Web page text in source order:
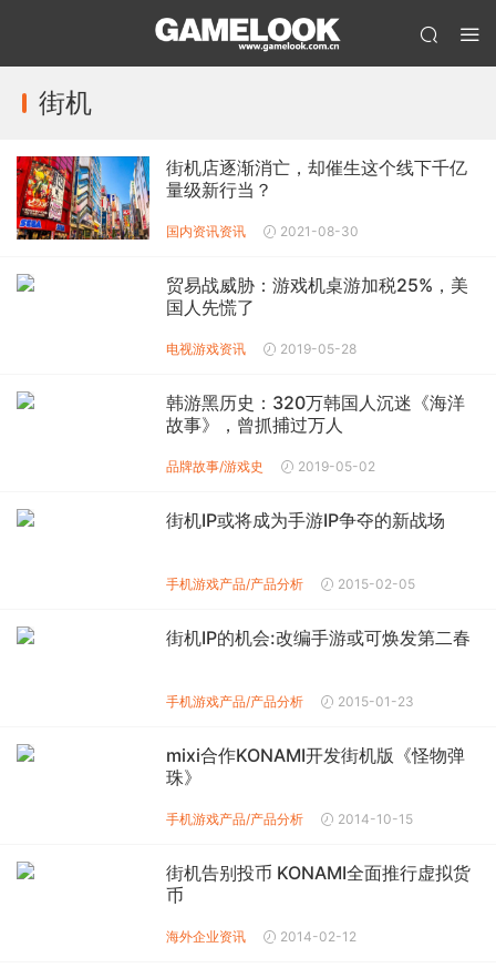
街机
街机店逐渐消亡，却催生这个线下千亿
量级新行当？
国内资讯资讯 2021-08-30
贸易战威胁：游戏机桌游加税25%，美
国人先慌了
电视游戏资讯 2019-05-28
韩游黑历史：320万韩国人沉迷《海洋
故事》，曾抓捕过万人
品牌故事/游戏史 2019-05-02
街机IP或将成为手游IP争夺的新战场
手机游戏产品/产品分析 2015-02-05
街机IP的机会:改编手游或可焕发第二春
手机游戏产品/产品分析 2015-01-23
mixi合作KONAMI开发街机版《怪物弹
珠》
手机游戏产品/产品分析 2014-10-15
街机告别投币 KONAMI全面推行虚拟货
币
海外企业资讯 2014-02-12